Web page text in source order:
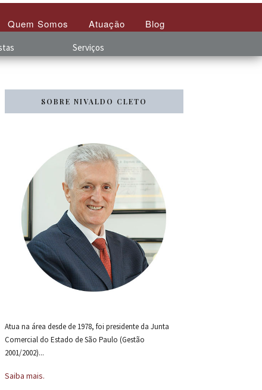
Quem Somos Atuação Blog
Serviços
SOBRE NIVALDO CLETO
Atua na área desde de 1978, foi presidente da Junta
Comercial do Estado de São Paulo (Gestão
2001/2002)...
Saiba mais.